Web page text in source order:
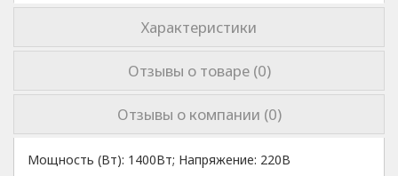
Характеристики
Отзывы о товаре (0)
Отзывы о компании (0)
Мощность (Вт): 1400Вт; Напряжение: 220В